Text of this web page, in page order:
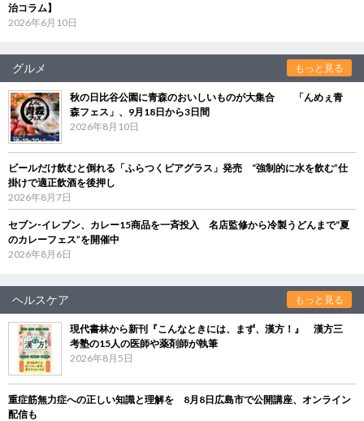
治コラム】
2026年6月10日
グルメ もっと見る
秋の日比谷公園に青森のおいしいものが大集合 「んめぇ青
森フェス」、9月18日から3日間
2026年8月10日
ビールだけ飲むと倒れる「ふらつくビアグラス」発売 “強制的に水を飲む”仕
掛けで適正飲酒を後押し
2026年8月7日
セブン‐イレブン、カレー15商品を一斉投入 名店監修から冷製うどんまで“夏
のカレーフェス”を開催中
2026年8月6日
ヘルスケア もっと見る
現代書林から新刊『こんなときには、まず、漢方！』 漢方三
考塾の15人の医師や薬剤師が執筆
2026年8月5日
重症筋無力症への正しい知識と理解を 8月8日広島市で公開講座、オンライン
配信も